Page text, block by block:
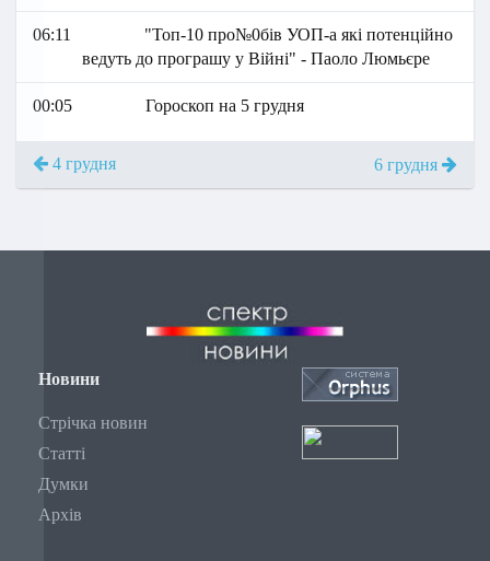
06:11
"Топ-10 про№0бів УОП-а які потенційно
ведуть до програшу у Війні" - Паоло Люмьєре
00:05 Гороскоп на 5 грудня
4 грудня 6 грудня
Новини
Стрічка новин
Статті
Думки
Архів